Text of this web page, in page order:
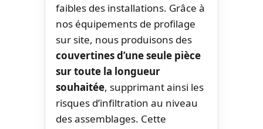
faibles des installations. Grâce à
nos équipements de profilage
sur site, nous produisons des
couvertines d’une seule pièce
sur toute la longueur
souhaitée, supprimant ainsi les
risques d’infiltration au niveau
des assemblages. Cette